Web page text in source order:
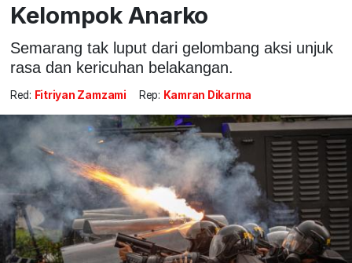
Kelompok Anarko
Semarang tak luput dari gelombang aksi unjuk
rasa dan kericuhan belakangan.
Red: Fitriyan Zamzami Rep: Kamran Dikarma